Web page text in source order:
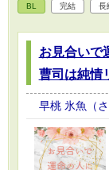
BL 完結 長
お見合いで
曹司は純情
早桃 氷魚（さ